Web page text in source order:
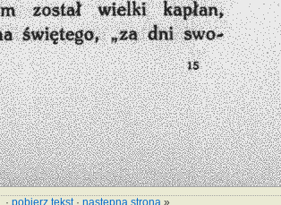
·pobierz tekst·następna strona »